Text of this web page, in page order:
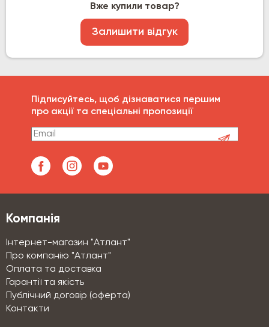
Вже купили товар?
Залишити відгук
Підписуйтесь, щоб дізнаватися першим
про акції та спеціальні пропозиції
Компанія
Інтернет-магазин "Атлант"
Про компанію "Атлант"
Оплата та доставка
Гарантії та якість
Публічний договір (оферта)
Контакти